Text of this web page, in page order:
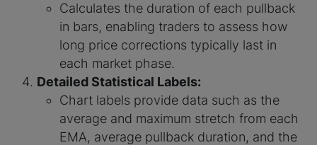
Calculates the duration of each pullback
in bars, enabling traders to assess how
long price corrections typically last in
each market phase.
Detailed Statistical Labels:
Chart labels provide data such as the
average and maximum stretch from each
EMA, average pullback duration, and the